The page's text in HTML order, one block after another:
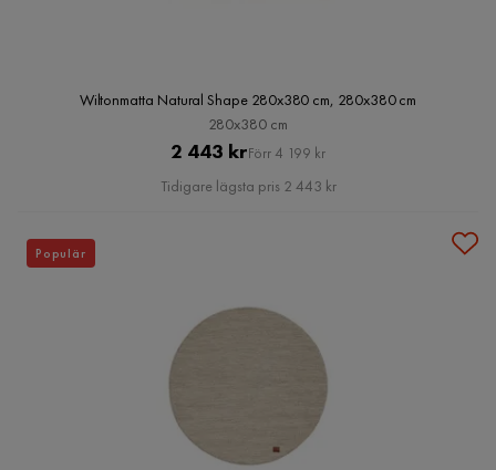
Wiltonmatta Natural Shape 280x380 cm, 280x380 cm
280x380 cm
Pris
2 443 krOriginal
Pris
Förr 4 199 kr
Tidigare lägsta pris 2 443 kr
Populär